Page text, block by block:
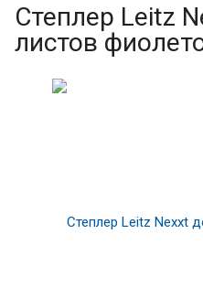
Степлер Leitz
листов